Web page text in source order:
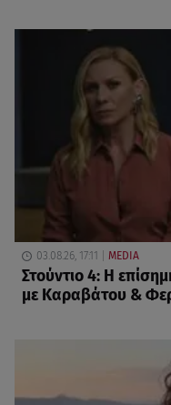
03.08.26, 17:11 MEDIA
Στούντιο 4: Η
με Καραβάτου &